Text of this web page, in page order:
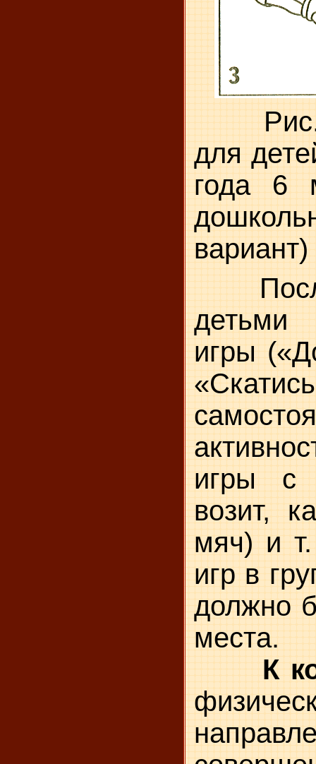
Рис.
для
года 6
вариант)
После
детьми
игры
игры с
возит,
мяч) и
игр в
должно
места.
К